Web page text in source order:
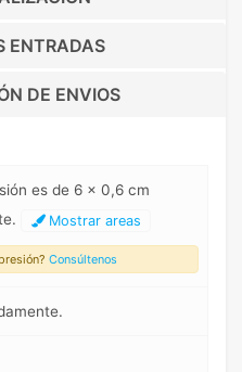
ENTRADAS
DE ENVIOS
es de 6 x 0,6 cm
Mostrar areas
Consúltenos